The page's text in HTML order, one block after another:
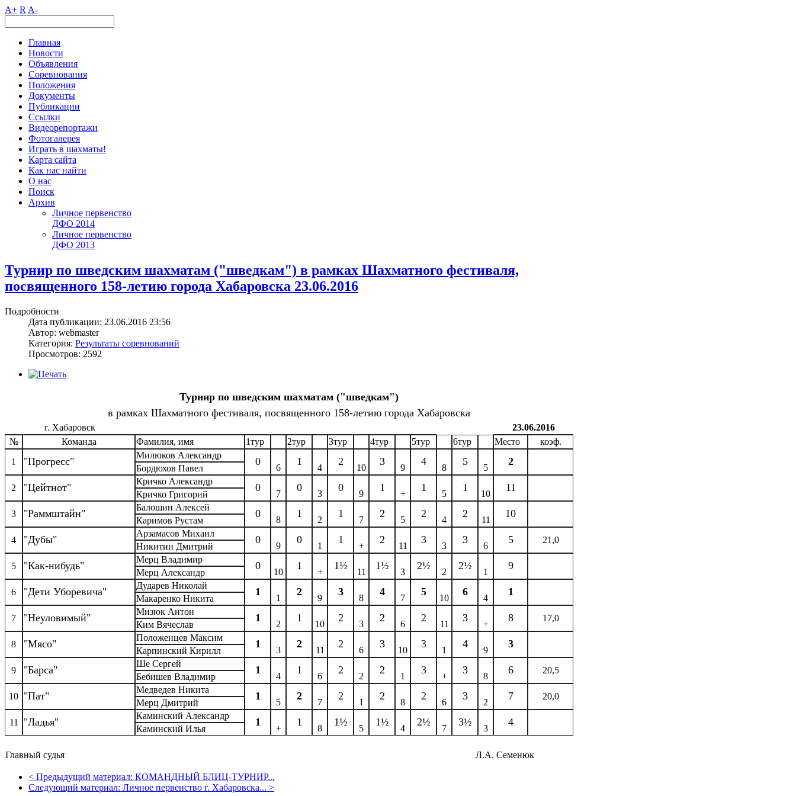
A+ R A-
Главная
Новости
Объявления
Соревнования
Положения
Документы
Публикации
Ссылки
Видеорепортажи
Фотогалерея
Играть в шахматы!
Карта сайта
Как нас найти
О нас
Поиск
Архив
Личное первенство
ДФО 2014
Личное первенство
ДФО 2013
Турнир по шведским шахматам ("шведкам") в рамках Шахматного фестиваля,
посвященного 158-летию города Хабаровска 23.06.2016
Подробности
Дата публикации: 23.06.2016 23:56
Автор: webmaster
Категория: Результаты соревнований
Просмотров: 2592
Турнир по шведским шахматам ("шведкам")
в рамках Шахматного фестиваля, посвященного 158-летию города Хабаровска
г. Хабаровск
23.06.2016
№
Команда Фамилия, имя 1тур 2тур 3тур 4тур 5тур 6тур Место
коэф.
1
"Прогресс"
Милюков Александр
0 1 2 3 4 5 2
Бордюхов Павел 6 4 10 9 8
5
2
"Цейтнот"
Кричко Александр
0 0 0 1 1 1 11
Кричко Григорий 7 3 9 + 5
10
3
"Раммштайн"
Балошин Алексей
0 1 1 2 2 2 10
Каримов Рустам 8 2 7 5 4
11
4
"Дубы"
Арзамасов Михаил
0 0 1 2 3 3 5 21,0
Никитин Дмитрий 9 1 + 11 3
6
5
"Как-нибудь"
Мерц Владимир
0 1 1½ 1½ 2½ 2½ 9
Мерц Александр 10 + 11 3 2
1
6
"Дети Уборевича"
Дударев Николай
1 2 3 4 5 6 1
Макаренко Никита 1 9 8 7 10
4
7
"Неуловимый"
Мизюк Антон
1 1 2 2 2 3 8 17,0
Ким Вячеслав 2 10 3 6 11
+
8
"Мясо"
Положенцев Максим
1 2 2 3 3 4 3
Карпинский Кирилл 3 11 6 10 1
9
9
"Барса"
Ше Сергей
1 1 2 2 3 3 6 20,5
Бебишев Владимир 4 6 2 1 +
8
10 "Пат"
Медведев Никита
1 2 2 2 2 3 7 20,0
Мерц Дмитрий 5 7 1 8 6
2
11
"Ладья"
Каминский Александр
1 1 1½ 1½ 2½ 3½ 4
Каминский Илья + 8 5 4 7 3
Главный судья Л.А. Семенюк
< Предыдущий материал: КОМАНДНЫЙ БЛИЦ-ТУРНИР...
Следующий материал: Личное первенство г. Хабаровска... >